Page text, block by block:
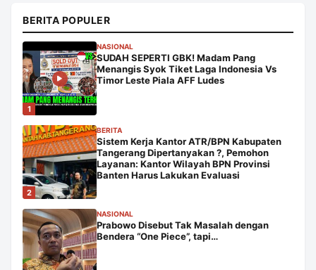
BERITA POPULER
1
NASIONAL
SUDAH SEPERTI GBK! Madam Pang
Menangis Syok Tiket Laga Indonesia Vs
Timor Leste Piala AFF Ludes
2
BERITA
Sistem Kerja Kantor ATR/BPN Kabupaten
Tangerang Dipertanyakan ?, Pemohon
Layanan: Kantor Wilayah BPN Provinsi
Banten Harus Lakukan Evaluasi
NASIONAL
Prabowo Disebut Tak Masalah dengan
Bendera “One Piece”, tapi…